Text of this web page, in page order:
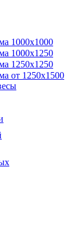
1000х1000
1000х1250
1250х1250
от 1250х1500